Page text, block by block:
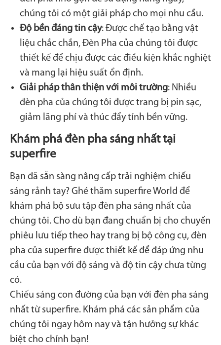
chúng tôi có một giải pháp cho mọi nhu cầu.
Độ bền đáng tin cậy: Được chế tạo bằng vật
liệu chắc chắn, Đèn Pha của chúng tôi được
thiết kế để chịu được các điều kiện khắc nghiệt
và mang lại hiệu suất ổn định.
Giải pháp thân thiện với môi trường: Nhiều
đèn pha của chúng tôi được trang bị pin sạc,
giảm lãng phí và thúc đẩy tính bền vững.
Khám phá đèn pha sáng nhất tại
superfire
Bạn đã sẵn sàng nâng cấp trải nghiệm chiếu
sáng rảnh tay? Ghé thăm superfire World để
khám phá bộ sưu tập đèn pha sáng nhất của
chúng tôi. Cho dù bạn đang chuẩn bị cho chuyến
phiêu lưu tiếp theo hay trang bị bộ công cụ, đèn
pha của superfire được thiết kế để đáp ứng nhu
cầu của bạn với độ sáng và độ tin cậy chưa từng
có.
Chiếu sáng con đường của bạn với đèn pha sáng
nhất từ superfire. Khám phá các sản phẩm của
chúng tôi ngay hôm nay và tận hưởng sự khác
biệt cho chính bạn!